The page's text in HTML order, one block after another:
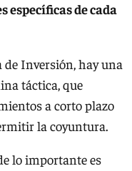
específicas de cada
de Inversión, hay una
táctica, que
a corto plazo
la coyuntura.
lo importante es